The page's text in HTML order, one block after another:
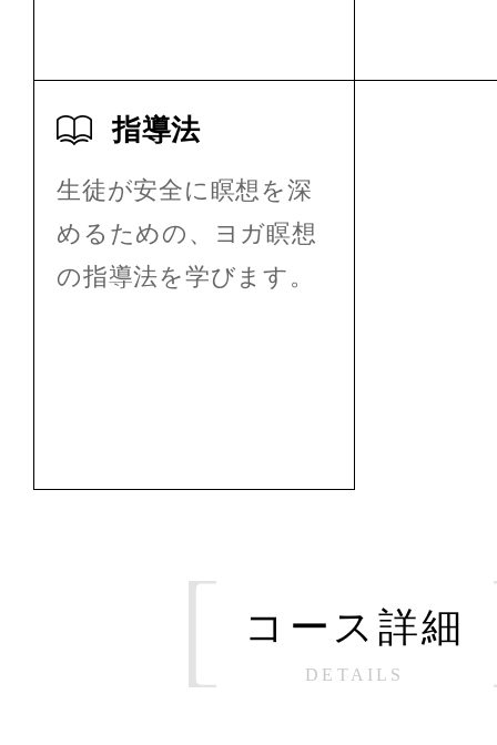
指導法
生徒が安全に瞑想を深
めるための、ヨガ瞑想
の指導法を学びます。
コース詳細
DETAILS